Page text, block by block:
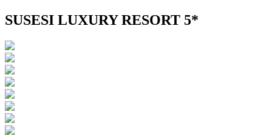
SUSESI LUXURY RESORT 5*